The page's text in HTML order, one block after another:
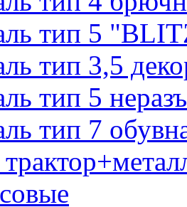
тип 5
тип 3,5
тип 5
тип 7